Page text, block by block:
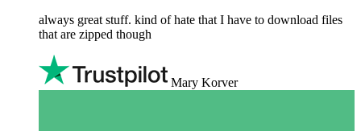
always great stuff. kind of hate that I have to download files
that are zipped though
Mary Korver